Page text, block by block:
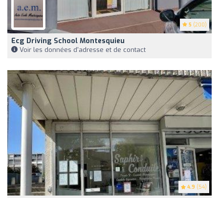
5 (200)
Ecg Driving School Montesquieu
Voir les données d'adresse et de contact
4.9 (54)